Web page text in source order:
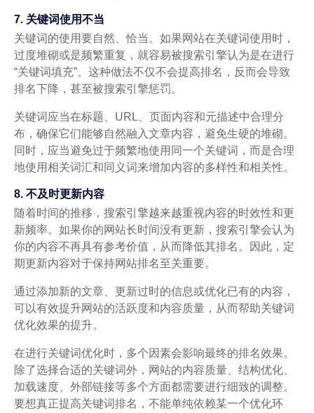
7. 关键词使用不当
关键词的使用要自然、恰当。如果网站在关键词使用时，
过度堆砌或是频繁重复，就容易被搜索引擎认为是在进行
“关键词填充”。这种做法不仅不会提高排名，反而会导致
排名下降，甚至被搜索引擎惩罚。
关键词应当在标题、URL、页面内容和元描述中合理分
布，确保它们能够自然融入文章内容，避免生硬的堆砌。
同时，应当避免过于频繁地使用同一个关键词，而是合理
地使用相关词汇和同义词来增加内容的多样性和相关性。
8. 不及时更新内容
随着时间的推移，搜索引擎越来越重视内容的时效性和更
新频率。如果你的网站长时间没有更新，搜索引擎会认为
你的内容不再具有参考价值，从而降低其排名。因此，定
期更新内容对于保持网站排名至关重要。
通过添加新的文章、更新过时的信息或优化已有的内容，
可以有效提升网站的活跃度和内容质量，从而帮助关键词
优化效果的提升。
在进行关键词优化时，多个因素会影响最终的排名效果。
除了选择合适的关键词外，网站的内容质量、结构优化、
加载速度、外部链接等多个方面都需要进行细致的调整。
要想真正提高关键词排名，不能单纯依赖某一个优化环